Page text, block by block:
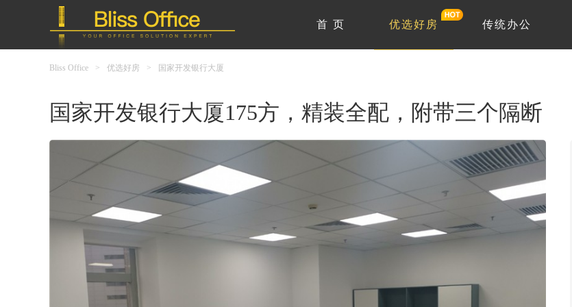
首 页 优选好房 传统办公
Bliss Office > 优选好房 > 国家开发银行大厦
国家开发银行大厦175方，精装全配，附带三个隔断